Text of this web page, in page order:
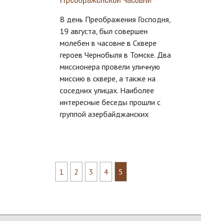
В день Преображения Господня,
19 августа, был совершен
молебен в часовне в Сквере
героев Чернобыля в Томске. Два
миссионера провели уличную
миссию в сквере, а также на
соседних улицах. Наиболее
интересные беседы прошли с
группой азербайджанских
1 2 3 4 5